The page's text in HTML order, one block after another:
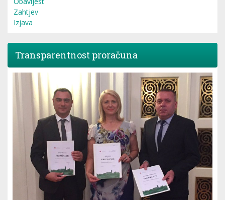
Zahtjev
Izjava
Transparentnost proračuna